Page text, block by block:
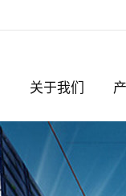
关于我们
公司简介
认证与奖项
破